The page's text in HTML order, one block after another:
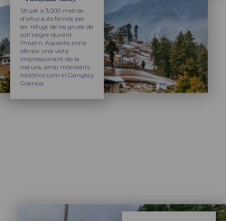
Situat a 3.000 metres
d'altura, és famós per
ser refugi de les grues de
coll negre durant
l'hivern. Aquesta zona
ofereix una vista
impressionant de la
natura, amb monestirs
històrics com el Gangtey
Goenpa.